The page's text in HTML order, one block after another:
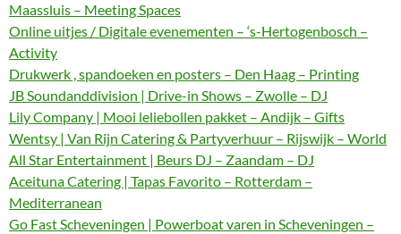
Maassluis – Meeting Spaces
Online uitjes / Digitale evenementen – ‘s-Hertogenbosch –
Activity
Drukwerk , spandoeken en posters – Den Haag – Printing
JB Soundanddivision | Drive-in Shows – Zwolle – DJ
Lily Company | Mooi leliebollen pakket – Andijk – Gifts
Wentsy | Van Rijn Catering & Partyverhuur – Rijswijk – World
All Star Entertainment | Beurs DJ – Zaandam – DJ
Aceituna Catering | Tapas Favorito – Rotterdam –
Mediterranean
Go Fast Scheveningen | Powerboat varen in Scheveningen –